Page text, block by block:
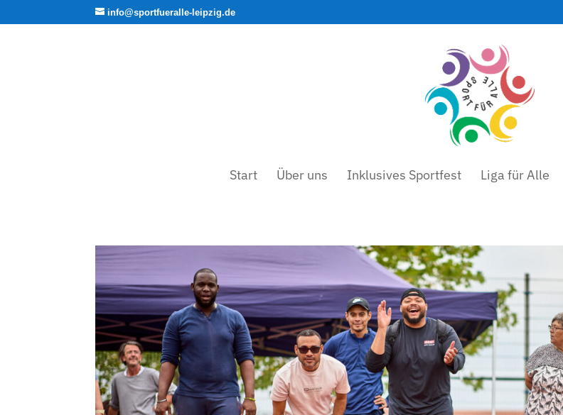
info@sportfueralle-leipzig.de
Start Über uns Inklusives Sportfest Liga für Alle